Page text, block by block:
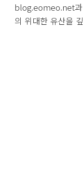
blog.eomeo.net과
의 위대한 유산을